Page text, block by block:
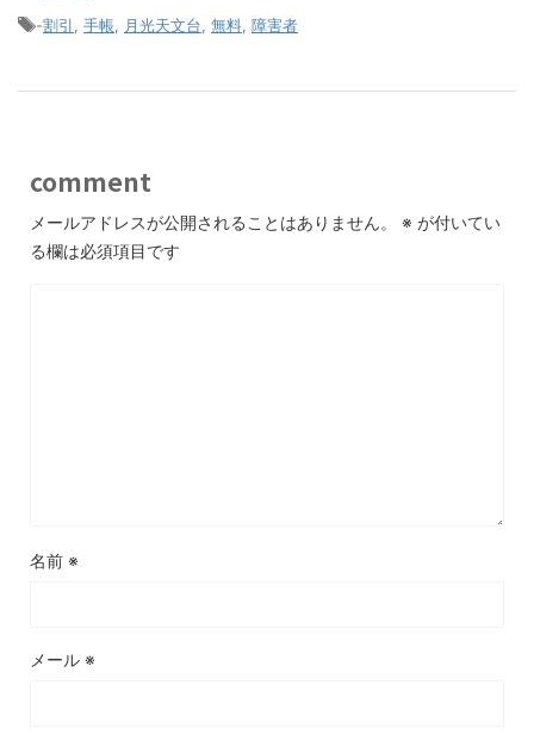
-割引 手帳 月光天文台 無料 障害者
comment
メールアドレスが公開されることはありません。 ※ が付いてい
る欄は必須項目です
名前 ※
メール ※